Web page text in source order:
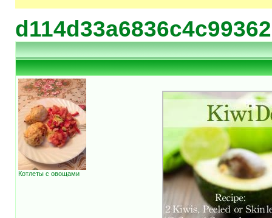
Котлеты с овощами